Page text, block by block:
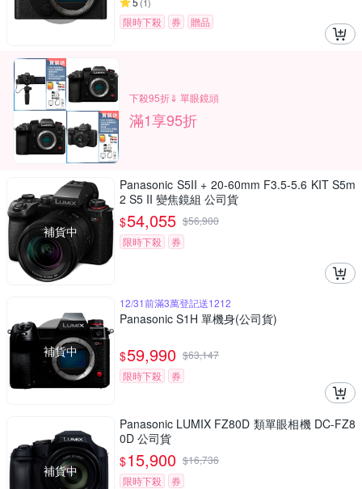
(1)
限時下殺 券 贈品
下殺95折⇓ 單眼鏡頭
滿1享95折
補貨中
Panasonic S5II + 20-60mm F3.5-5.6 KIT S5m
2 S5 II 變焦鏡組 公司貨
$54,055 $56,900
限時下殺
券
補貨中
12/31前滿3萬登記送1212
Panasonic S1H 單機身(公司貨)
$59,990 $63,147
限時下殺
券
補貨中
Panasonic LUMIX FZ80D 類單眼相機 DC-FZ8
0D 公司貨
$15,900 $16,736
限時下殺
券